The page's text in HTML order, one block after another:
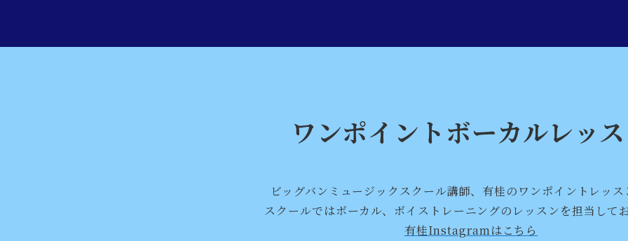
ワンポイントボーカルレッ
ビッグバンミュージックスクール講師、有桂のワンポイントレッス
スクールではボーカル、ボイストレーニングのレッスンを担当してお
有桂Instagramはこちら